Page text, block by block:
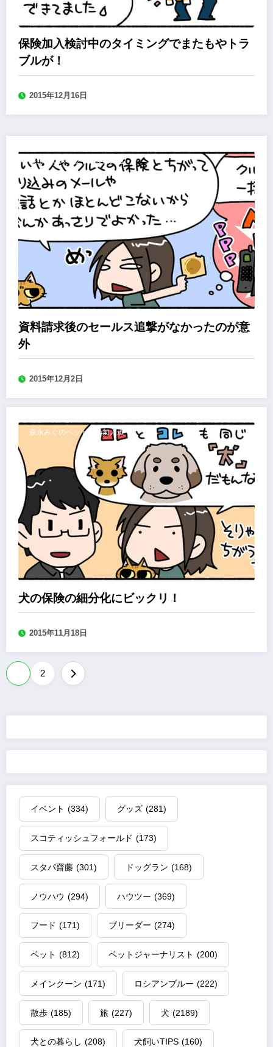
保険加入検討中のタイミングでまたもやトラ
ブルが！
2015年12月16日
森永みぐのペット保険加入道
資料請求後のセールス追撃がなかったのが意
外
2015年12月2日
森永みぐのペット保険加入道
犬の保険の細分化にビックリ！
2015年11月18日
投
ペ
ー
ジ
送
り
2
イベント (334) グッズ (281)
スコティッシュフォールド (173)
スタパ齋藤 (301) ドッグラン (168)
ノウハウ (294) ハウツー (369)
フード (171) ブリーダー (274)
ペット (812) ペットジャーナリスト (200)
メインクーン (171) ロシアンブルー (222)
散歩 (185) 旅 (227) 犬 (2189)
犬との暮らし (208) 犬飼いTIPS (160)